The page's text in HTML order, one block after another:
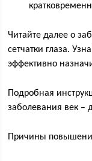
Читайте далее о
сетчатки глаза.
эффективно
Подробная
заболевания век –
Причины